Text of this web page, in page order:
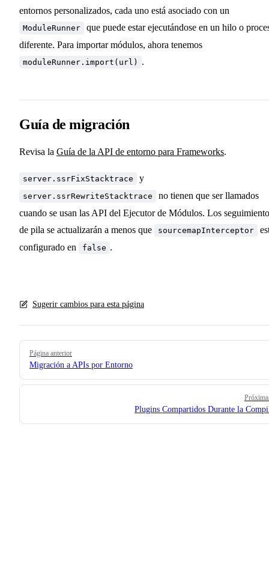
entornos personalizados, cada uno está asociado con un
ModuleRunner
que puede estar ejecutándose en un hilo o
diferente. Para importar módulos, ahora tenemos
moduleRunner.import(url) .
Guía de migración
Revisa la Guía de la API de entorno para Frameworks.
server.ssrFixStacktrace y
server.ssrRewriteStacktrace
no tienen que ser llamados
cuando se usan las API del Ejecutor de Módulos. Los
de pila se actualizarán a menos que
sourcemapInterceptor
configurado en
false .
Sugerir cambios para esta página
Pager
Página anterior
Migración a APIs por Entorno
Plugins Compartidos Durante la